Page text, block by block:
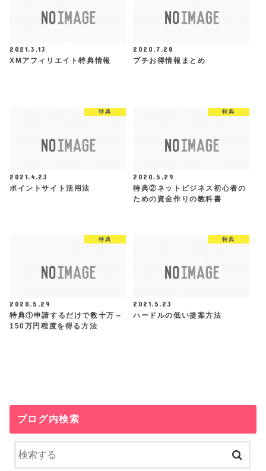
2021.3.13
XMアフィリエイト特典情報
2020.7.28
プチお得情報まとめ
特典
2021.4.23
ポイントサイト活用法
特典
2020.5.29
特典②ネットビジネス初心者の
ための資金作りの教科書
特典
2020.5.29
特典①申請するだけで数十万～
150万円程度を得る方法
特典
2021.5.23
ハードルの低い提案方法
ブログ内検索